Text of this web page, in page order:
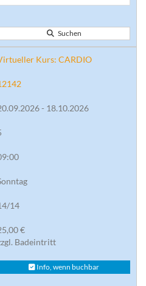
Suchen
Kurs: CARDIO
- 18.10.2026
14
€
Badeintritt
Info, wenn buchbar